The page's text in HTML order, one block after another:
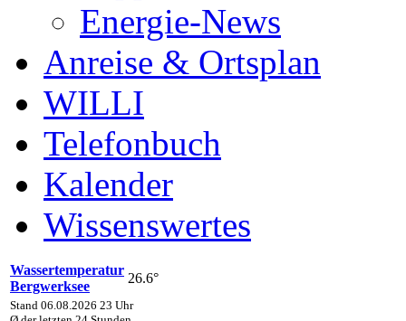
Energie-News
Anreise & Ortsplan
WILLI
Telefonbuch
Kalender
Wissenswertes
Wassertemperatur
Bergwerksee
26.6°
Stand 06.08.2026 23 Uhr